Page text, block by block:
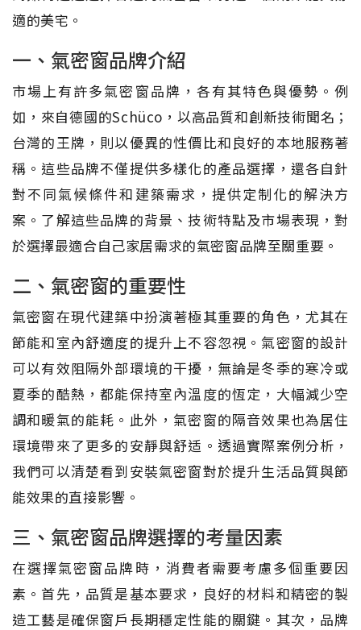
適的美宅。
一、氣密窗品牌介紹
市場上有許多氣密窗品牌，各有其特色與優勢。例
如，來自德國的Schüco，以高品質和創新技術聞名；
台灣的王牌，則以優異的性價比和良好的本地服務著
稱。這些品牌不僅提供多樣化的產品選擇，還各自針
對不同氣候條件和建築需求，提供定制化的解決方
案。了解這些品牌的背景、技術特點及市場表現，對
於選擇最適合自己家居需求的氣密窗品牌至關重要。
二、氣密窗的重要性
氣密窗在現代建築中扮演著極其重要的角色，尤其在
節能和室內舒適度的提升上不容忽視。氣密窗的設計
可以有效阻隔外部環境的干擾，無論是冬季的寒冷或
夏季的酷熱，都能保持室內溫度的恆定，大幅減少空
調和暖氣的能耗。此外，氣密窗的隔音效果也為居住
環境帶來了更多的安靜與舒适。透過實際案例分析，
我們可以清楚看到安裝氣密窗對於提升生活品質與節
能效果的直接影響。
三、氣密窗品牌選擇的考量因素
在選擇氣密窗品牌時，消費者需要考慮多個重要因
素。首先，品質是基本要求，良好的材料和精密的製
造工藝是確保窗戶長期穩定性能的關鍵。其次，品牌